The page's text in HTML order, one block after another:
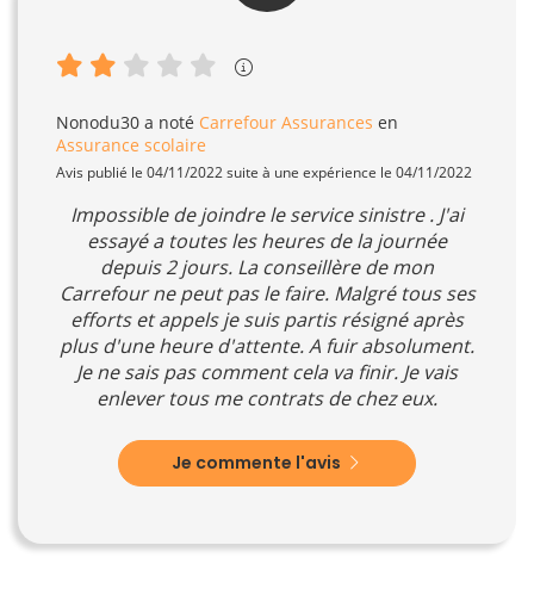
Nonodu30 a noté Carrefour Assurances en
Assurance scolaire
Avis publié le 04/11/2022 suite à une expérience le 04/11/2022
Impossible de joindre le service sinistre . J'ai
essayé a toutes les heures de la journée
depuis 2 jours. La conseillère de mon
Carrefour ne peut pas le faire. Malgré tous ses
efforts et appels je suis partis résigné après
plus d'une heure d'attente. A fuir absolument.
Je ne sais pas comment cela va finir. Je vais
enlever tous me contrats de chez eux.
Je commente l'avis